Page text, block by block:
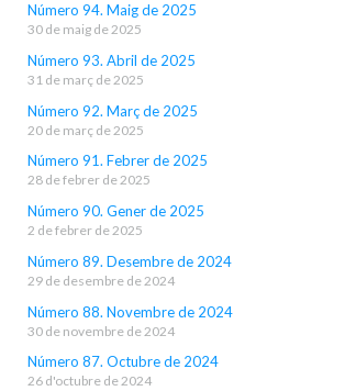
Número 94. Maig de 2025
30 de maig de 2025
Número 93. Abril de 2025
31 de març de 2025
Número 92. Març de 2025
20 de març de 2025
Número 91. Febrer de 2025
28 de febrer de 2025
Número 90. Gener de 2025
2 de febrer de 2025
Número 89. Desembre de 2024
29 de desembre de 2024
Número 88. Novembre de 2024
30 de novembre de 2024
Número 87. Octubre de 2024
26 d'octubre de 2024